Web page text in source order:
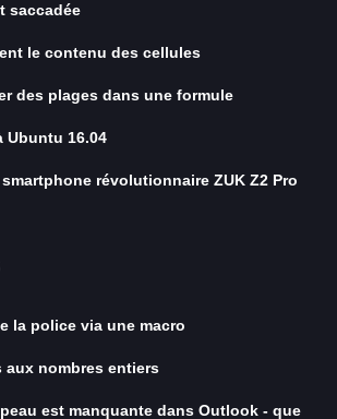
saccadée
le contenu des cellules
des plages dans une formule
Ubuntu 16.04
révolutionnaire ZUK Z2 Pro
la police via une macro
aux nombres entiers
est manquante dans Outlook - que